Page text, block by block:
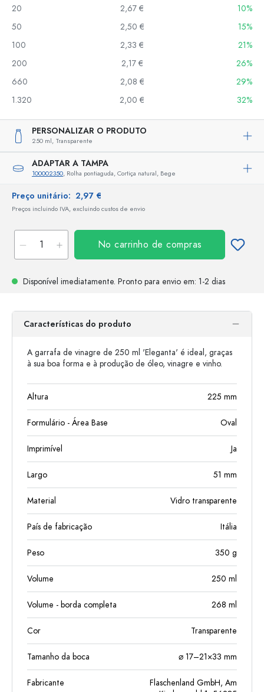
20
2,67 €
10%
50
2,50 €
15%
100
2,33 €
21%
200
2,17 €
26%
660
2,08 €
29%
1.320
2,00 € 32%
PERSONALIZAR O PRODUTO
250 ml, Transparente
ADAPTAR A TAMPA
100002350, Rolha pontiaguda, Cortiça natural, Bege
Preço unitário: 2,97 €
Preços incluindo IVA, excluindo custos de envio
No carrinho de compras
Disponível imediatamente. Pronto para envio em: 1-2 dias
Características do produto
A garrafa de vinagre de 250 ml 'Eleganta' é ideal, graças
à sua boa forma e à produção de óleo, vinagre e vinho.
Altura 225 mm
Formulário - Área Base Oval
Imprimível Ja
Largo 51 mm
Material Vidro transparente
País de fabricação Itália
Peso 350 g
Volume 250 ml
Volume - borda completa 268 ml
Cor Transparente
Tamanho da boca ⌀ 17–21×33 mm
Fabricante
Flaschenland GmbH, Am